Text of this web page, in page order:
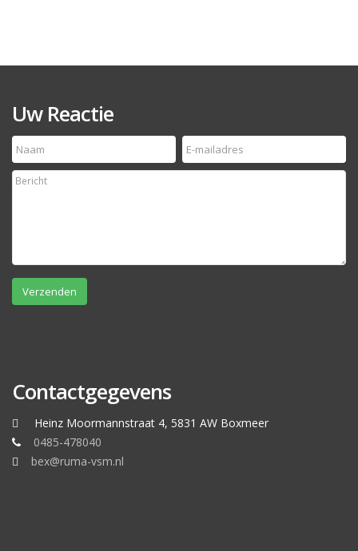
Uw Reactie
Contactgegevens
Heinz Moormannstraat 4, 5831 AW Boxmeer
0485-478040
bex@ruma-vsm.nl